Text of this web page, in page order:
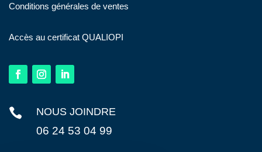
Conditions générales de ventes
Accès au certificat QUALIOPI
 NOUS JOINDRE
06 24 53 04 99